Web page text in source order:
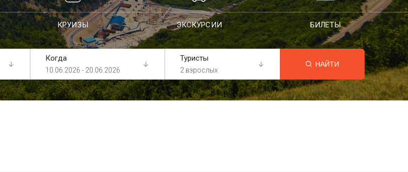
КРУИЗЫ ЭКСКУРСИИ БИЛЕТЫ
Когда
10.06.2026 - 20.06.2026
Туристы
2 взрослых
НАЙТИ